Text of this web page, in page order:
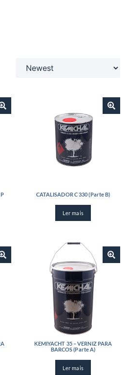
CATALISADOR C 330 (Parte B)
Ler mais
KEMIYACHT 35 – VERNIZ PARA
BARCOS (Parte A)
Ler mais